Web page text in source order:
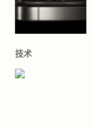
技术